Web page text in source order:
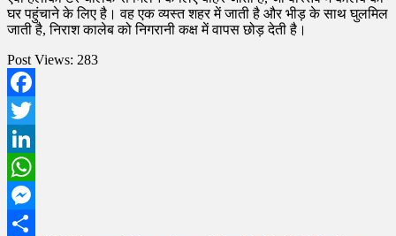
Post Views: 283
Facebook
Twitter
LinkedIn
WhatsApp
Messenger